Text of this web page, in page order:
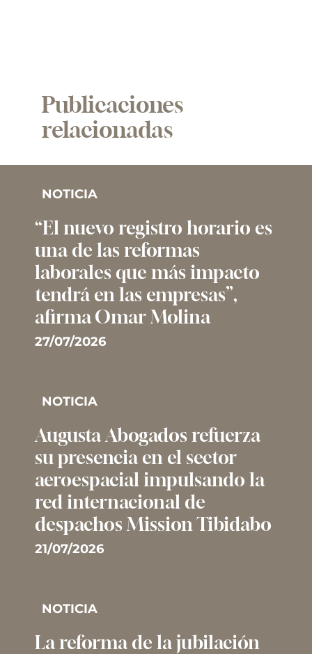
Publicaciones
relacionadas
NOTICIA
“El nuevo registro horario es
una de las reformas
laborales que más impacto
tendrá en las empresas”,
afirma Omar Molina
27/07/2026
NOTICIA
Augusta Abogados refuerza
su presencia en el sector
aeroespacial impulsando la
red internacional de
despachos Mission Tibidabo
21/07/2026
NOTICIA
La reforma de la jubilación